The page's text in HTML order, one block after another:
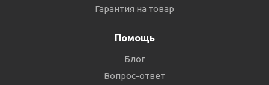
Гарантия на товар
Помощь
Блог
Вопрос-ответ